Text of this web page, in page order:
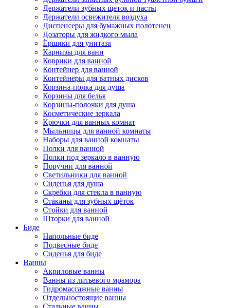
Держатели зубных щеток и пасты
Держатели освежителя воздуха
Диспенсеры для бумажных полотенец
Дозаторы для жидкого мыла
Ёршики для унитаза
Карнизы для ванн
Коврики для ванной
Контейнер для ванной
Контейнеры для ватных дисков
Корзина-полка для душа
Корзины для белья
Корзины-полочки для душа
Косметические зеркала
Крючки для ванных комнат
Мыльницы для ванной комнаты
Наборы для ванной комнаты
Полки для ванной
Полки под зеркало в ванную
Поручни для ванной
Светильники для ванной
Сиденья для душа
Скребки для стекла в ванную
Стаканы для зубных щёток
Стойки для ванной
Шторки для ванной
Биде
Напольные биде
Подвесные биде
Сиденья для биде
Ванны
Акриловые ванны
Ванны из литьевого мрамора
Гидромассажные ванны
Отдельностоящие ванны
Стальные ванны